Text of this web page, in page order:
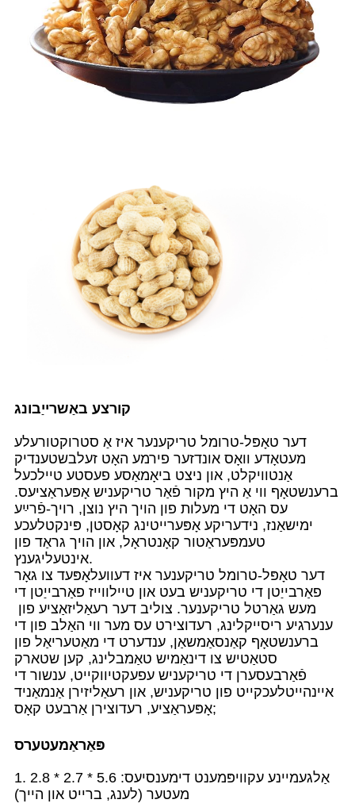
קורצע באַשרייַבונג
דער טאָפּל-טרומל טריקענער איז אַ סטרוקטורעלע
מעטאָדע וואָס אונדזער פירמע האָט זעלבשטענדיק
אַנטוויקלט, און ניצט ביאָמאַסע פעסטע טיילכעל
ברענשטאָף ווי אַ היץ מקור פֿאַר טריקעניש אָפּעראַציעס.
עס האָט די מעלות פון הויך היץ נוצן, רויך-פֿרײַע
ימישאַנז, נידעריקע אָפּערייטינג קאָסטן, פּינקטלעכע
טעמפּעראַטור קאָנטראָל, און הויך גראַד פון
אינטעליגענץ.
דער טאָפּל-טרומל טריקענער איז דעוועלאָפּעד צו גאָר
פאַרבייַטן די טריקעניש בעט און טיילווייז פאַרבייַטן די
מעש גאַרטל טריקענער. צוליב דער רעאַליזאַציע פון ​​
ענערגיע ריסייקלינג, רעדוצירט עס מער ווי האַלב פון די
ברענשטאָף קאַנסאַמשאַן, ענדערט די מאַטעריאַל פון
סטאַטיש צו דינאַמיש טאַמבלינג, קען שטארק
פֿאַרבעסערן די טריקעניש עפעקטיווקייט, ענשור די
איינהייטלעכקייט פון טריקעניש, און רעאַליזירן אַנמאַניד
אָפּעראַציע, רעדוצירן אַרבעט קאָס;
פּאַראַמעטערס
1. אַלגעמיינע עקוויפּמענט דימענסיעס: 5.6 * 2.7 * 2.8
מעטער (לענג, ברייט און הייך)